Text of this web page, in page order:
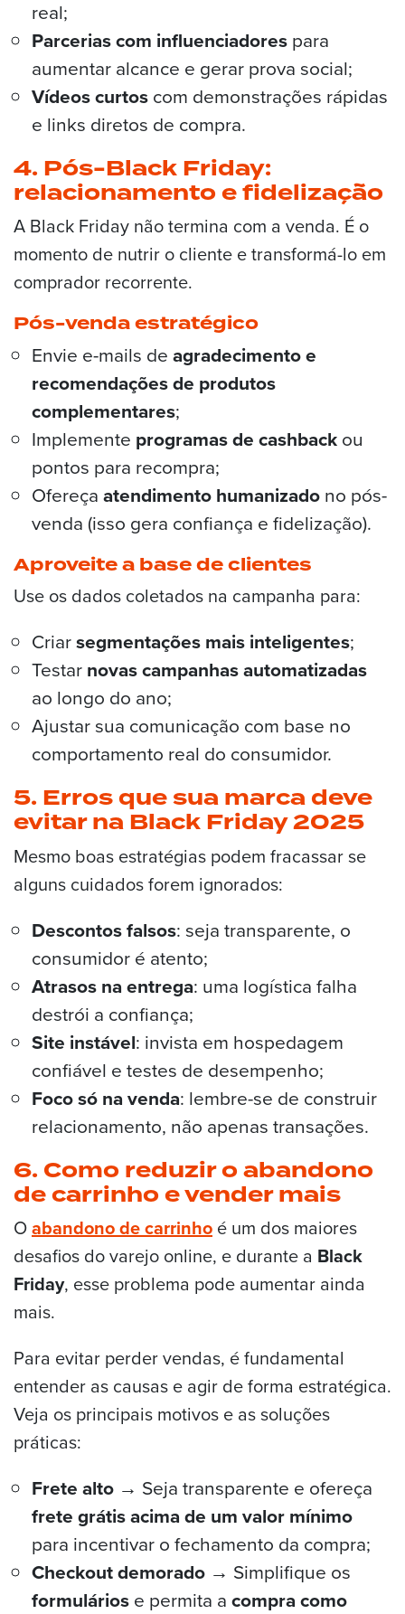
real;
Parcerias com influenciadores para
aumentar alcance e gerar prova social;
Vídeos curtos com demonstrações rápidas
e links diretos de compra.
4. Pós-Black Friday:
relacionamento e fidelização
A Black Friday não termina com a venda. É o
momento de nutrir o cliente e transformá-lo em
comprador recorrente.
Pós-venda estratégico
Envie e-mails de agradecimento e
recomendações de produtos
complementares;
Implemente programas de cashback ou
pontos para recompra;
Ofereça atendimento humanizado no pós-
venda (isso gera confiança e fidelização).
Aproveite a base de clientes
Use os dados coletados na campanha para:
Criarsegmentações mais inteligentes;
Testar novas campanhas automatizadas
ao longo do ano;
Ajustar sua comunicação com base no
comportamento real do consumidor.
5. Erros que sua marca deve
evitar na Black Friday 2025
Mesmo boas estratégias podem fracassar se
alguns cuidados forem ignorados:
Descontos falsos: seja transparente, o
consumidor é atento;
Atrasos na entrega: uma logística falha
destrói a confiança;
Site instável: invista em hospedagem
confiável e testes de desempenho;
Foco só na venda: lembre-se de construir
relacionamento, não apenas transações.
6. Como reduzir o abandono
de carrinho e vender mais
Oabandono de carrinho é um dos maiores
desafios do varejo online, e durante a Black
Friday, esse problema pode aumentar ainda
mais.
Para evitar perder vendas, é fundamental
entender as causas e agir de forma estratégica.
Veja os principais motivos e as soluções
práticas:
Frete alto → Seja transparente e ofereça
frete grátis acima de um valor mínimo
para incentivar o fechamento da compra;
Checkout demorado → Simplifique os
formulários e permita a compra como